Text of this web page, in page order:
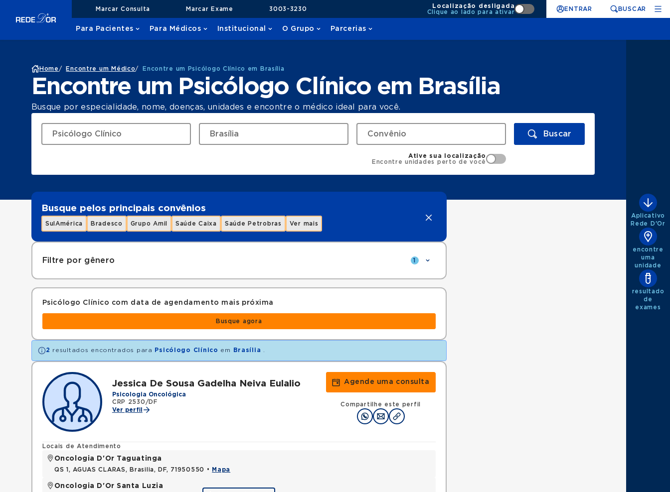
Marcar Consulta Marcar Exame 3003-3230
Localização desligada
Clique ao lado para ativar
ENTRAR BUSCAR
Para Pacientes Para Médicos Institucional O Grupo Parcerias
Home / Encontre um Médico/ Encontre um Psicólogo Clínico em Brasília
Encontre um Psicólogo Clínico em Brasília
Busque por especialidade, nome, doenças, unidades e encontre o médico ideal para você.
Buscar
Ative sua localização
Encontre unidades perto de você
Busque pelos principais convênios
SulAmérica Bradesco Grupo Amil Saúde Caixa Saúde Petrobras Ver mais
Filtre por gênero 1
Psicólogo Clínico com data de agendamento mais próxima
Busque agora
2 resultados encontrados para Psicólogo Clínico em Brasília
Jessica De Sousa Gadelha Neiva Eulalio
Psicologia Oncológica
CRP 2530/DF
Ver perfil
Agende uma consulta
Compartilhe este perfil
Locais de Atendimento
Oncologia D'Or Taguatinga
QS 1, AGUAS CLARAS, Brasilia, DF, 71950550 • Mapa
Oncologia D'Or Santa Luzia
Aplicativo
Rede D'Or
encontre
uma
unidade
resultado
de
exames